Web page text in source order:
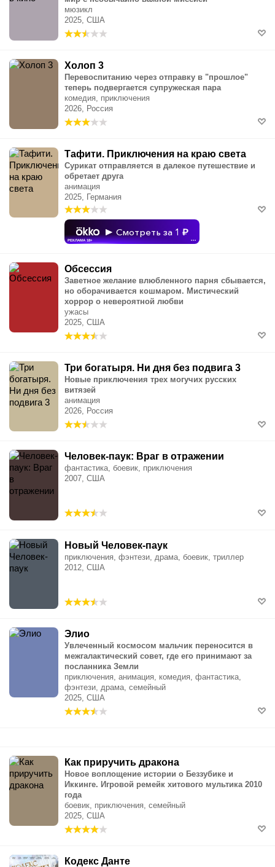
мюзикл
2025, США
Холоп 3
Перевоспитанию через отправку в "прошлое"
теперь подвергается супружеская пара
комедия, приключения
2026, Россия
Тафити. Приключения на краю света
Сурикат отправляется в далекое путешествие и
обретает друга
анимация
2025, Германия
РЕКЛАМА 18+ •••
Смотреть за 1
Обсессия
Заветное желание влюбленного парня сбывается,
но оборачивается кошмаром. Мистический
хоррор о невероятной любви
ужасы
2025, США
Три богатыря. Ни дня без подвига 3
Новые приключения трех могучих русских
витязей
анимация
2026, Россия
Человек-паук: Враг в отражении
фантастика, боевик, приключения
2007, США
Новый Человек-паук
приключения, фэнтези, драма, боевик, триллер
2012, США
Элио
Увлеченный космосом мальчик переносится в
межгалактический совет, где его принимают за
посланника Земли
приключения, анимация, комедия, фантастика,
фэнтези, драма, семейный
2025, США
Как приручить дракона
Новое воплощение истории о Беззубике и
Иккинге. Игровой ремейк хитового мультика 2010
года
боевик, приключения, семейный
2025, США
Кодекс Данте